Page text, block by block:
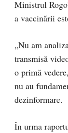
Ministrul
a vaccinării
„Nu am
transmisă
o primă
nu au
dezinformare.
În urma